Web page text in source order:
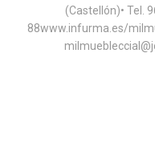
(Castellón)• Tel.
88www.infurma.es/